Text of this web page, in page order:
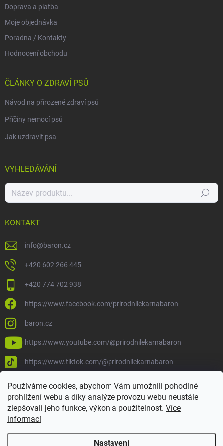
Používáme cookies, abychom Vám umožnili pohodlné
prohlížení webu a díky analýze provozu webu neustále
zlepšovali jeho funkce, výkon a použitelnost. Více
informací
Nastavení
Doprava a platba
Moje objednávka
Poradna / Kontakty
Hodnocení obchodu
ČLÁNKY O ZDRAVÍ PSŮ
Návod na přirozené zdraví psů
Příčiny nemocí psů
Jak uzdravit psa
VYHLEDÁVÁNÍ
Hledat
KONTAKT
info@baron.cz
+420 602 266 445
+420 774 702 938
https://www.facebook.com/prirodnilekarnabaron
baron.cz
https://www.youtube.com/@prirodnilekarnabaron
https://www.tiktok.com/@prirodnilekarnabaron